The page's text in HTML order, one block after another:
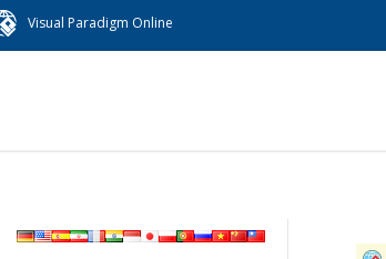
Visual Paradigm Online